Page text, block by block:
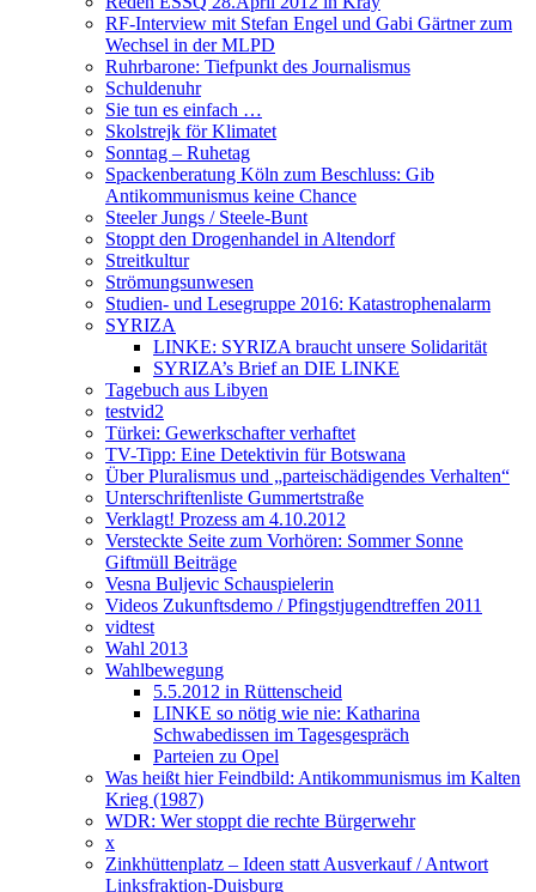
RF-Interview mit Stefan Engel und Gabi Gärtner zum
Wechsel in der MLPD
Ruhrbarone: Tiefpunkt des Journalismus
Schuldenuhr
Sie tun es einfach …
Skolstrejk för Klimatet
Sonntag – Ruhetag
Spackenberatung Köln zum Beschluss: Gib
Antikommunismus keine Chance
Steeler Jungs / Steele-Bunt
Stoppt den Drogenhandel in Altendorf
Streitkultur
Strömungsunwesen
Studien- und Lesegruppe 2016: Katastrophenalarm
SYRIZA
LINKE: SYRIZA braucht unsere Solidarität
SYRIZA’s Brief an DIE LINKE
Tagebuch aus Libyen
testvid2
Türkei: Gewerkschafter verhaftet
TV-Tipp: Eine Detektivin für Botswana
Über Pluralismus und „parteischädigendes Verhalten“
Unterschriftenliste Gummertstraße
Verklagt! Prozess am 4.10.2012
Versteckte Seite zum Vorhören: Sommer Sonne
Giftmüll Beiträge
Vesna Buljevic Schauspielerin
Videos Zukunftsdemo / Pfingstjugendtreffen 2011
vidtest
Wahl 2013
Wahlbewegung
5.5.2012 in Rüttenscheid
LINKE so nötig wie nie: Katharina
Schwabedissen im Tagesgespräch
Parteien zu Opel
Was heißt hier Feindbild: Antikommunismus im Kalten
Krieg (1987)
WDR: Wer stoppt die rechte Bürgerwehr
x
Zinkhüttenplatz – Ideen statt Ausverkauf / Antwort
Linksfraktion-Duisburg